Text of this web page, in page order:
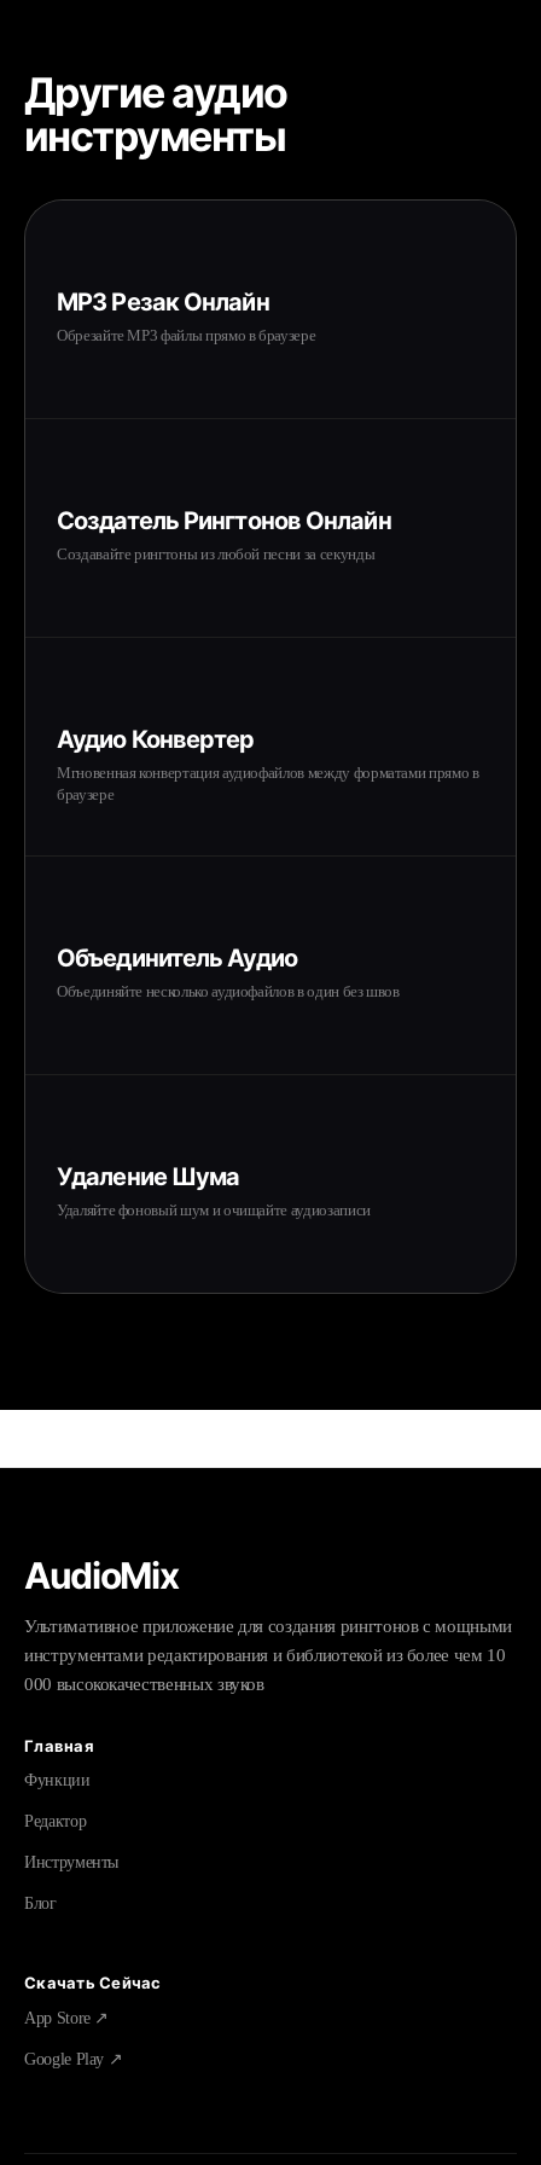
Другие аудио
инструменты
MP3 Резак Онлайн
Обрезайте MP3 файлы прямо в браузере
Создатель Рингтонов Онлайн
Создавайте рингтоны из любой песни за секунды
Аудио Конвертер
Мгновенная конвертация аудиофайлов между форматами прямо в
браузере
Объединитель Аудио
Объединяйте несколько аудиофайлов в один без швов
Удаление Шума
Удаляйте фоновый шум и очищайте аудиозаписи
AudioMix
Ультимативное приложение для создания рингтонов с мощными
инструментами редактирования и библиотекой из более чем 10
000 высококачественных звуков
Главная
Функции
Редактор
Инструменты
Блог
Скачать Сейчас
App Store ↗
Google Play ↗